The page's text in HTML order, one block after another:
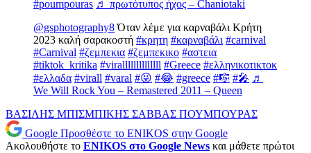
#poumpouras ♬ πρωτότυπος ήχος – Chaniotaki
@gsphotography8Όταν λέμε για καρναβάλι Κρήτη
2023 καλή σαρακοστή #κρητη #καρναβάλι #carnival
#Carnival #ζεμπεκια #ζεμπεκικο #αστεια
#tiktok_kritika #virallllllllllllll #Greece #ελληνικοτικτοκ
#ελλαδα #virall #varal #😜 #😂 #greece #🎼 #🎤 ♬
We Will Rock You – Remastered 2011 – Queen
ΒΑΣΙΛΗΣ ΜΠΙΣΜΠΙΚΗΣ ΣΑΒΒΑΣ ΠΟΥΜΠΟΥΡΑΣ
Google Προσθέστε το ENIKOS στην Google
Ακολουθήστε το ENIKOS στο Google News και μάθετε πρώτοι